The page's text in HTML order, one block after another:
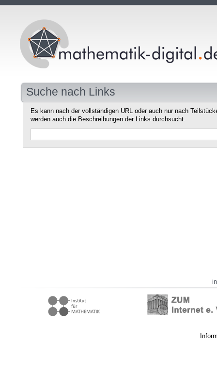
Suche nach Links
Es kann nach der vollständigen URL oder auch nur nach
werden auch die Beschreibungen der Links durchsucht.